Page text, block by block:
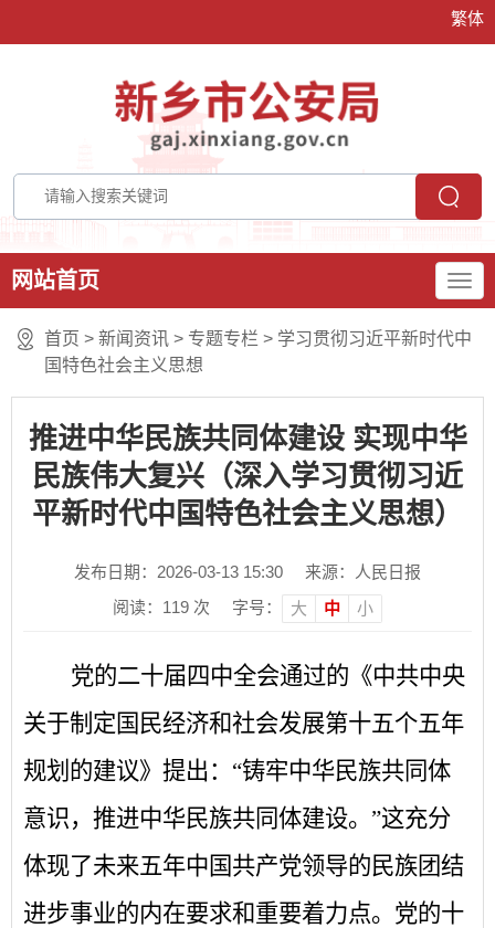
繁体
网站首页
首页 > 新闻资讯 > 专题专栏 > 学习贯彻习近平新时代中
国特色社会主义思想
推进中华民族共同体建设 实现中华
民族伟大复兴（深入学习贯彻习近
平新时代中国特色社会主义思想）
发布日期：2026-03-13 15:30
来源：人民日报
阅读： 119 次 字号： 大 中 小
党的二十届四中全会通过的《中共中央
关于制定国民经济和社会发展第十五个五年
规划的建议》提出： “铸牢中华民族共同体
意识，推进中华民族共同体建设。”这充分
体现了未来五年中国共产党领导的民族团结
进步事业的内在要求和重要着力点。党的十